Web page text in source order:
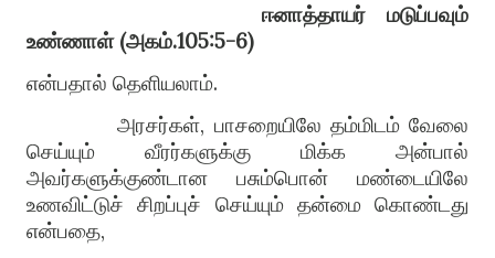
ஈனாத்தாயர் மடுப்பவும்
உண்ணாள்(அகம்.105:5-6)
என்பதால் தெளியலாம்.
அரசர்கள், பாசறையிலே தம்மிடம் வேலை
செய்யும் வீரர்களுக்கு மிக்க அன்பால்
அவர்களுக்குண்டான பசும்பொன் மண்டையிலே
உணவிட்டுச் சிறப்புச் செய்யும் தன்மை கொண்டது
என்பதை,